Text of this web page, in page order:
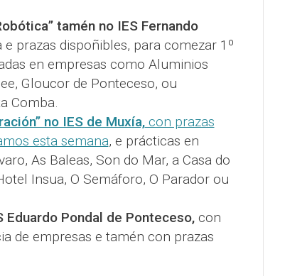
tamén no IES Fernando
prazas dispoñibles, para comezar 1º
en empresas como Aluminios
Gloucor de Ponteceso, ou
Comba.
no IES de Muxía,con prazas
esta semana, e prácticas en
As Baleas, Son do Mar, a Casa do
Insua, O Semáforo, O Parador ou
Eduardo Pondal de Ponteceso, con
de empresas e tamén con prazas